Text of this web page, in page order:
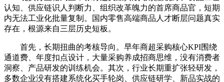
认知、供应链识人判断力、组织改革魄力的首席商品官，短期
内无法工业化批量复制。国内零售高端商品人才断层问题真实
存在，根源来自三层历史短板。
首先，长期扭曲的考核导向。早年商超采购核心KPI围绕
通道费、年度扣点设计，大量采购养成招商思维，没有消费者
洞察、产品研发的训练机会。其次，行业长期重扩张轻研发，
多数企业没有搭建系统化买手轮岗、供应链研学、新品实战的